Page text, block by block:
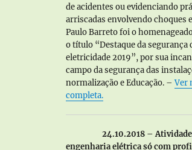
de acidentes ou evidenciando
arriscadas envolvendo choques
Paulo Barreto foi o
o título “Destaque da segurança
eletricidade 2019”, por sua
campo da segurança das
normalização e Educação. –Ver
completa.
24.10.2018 –
engenharia elétrica só com